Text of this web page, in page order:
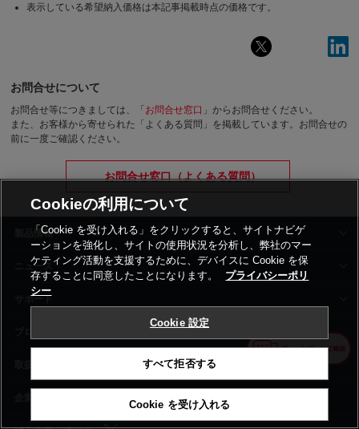
表示している希望納入価格は本記事掲載時点の価格です。
お問合せについて
お問合せ等につきましては、「お問合せ窓口 」からお問合せください。
また、お客様から寄せられた「よくある質問」を掲載しています。お問合せの
前に一度ご確認ください。
お問合せ窓口（よくある質問）
製品情報
ニュース
サポート
Cookieの利用について
「Cookie を受け入れる」をクリックすると、サイトナビゲ
ーションを強化し、サイトの使用状況を分析し、弊社のマー
ケティング活動を支援するために、デバイスに Cookie を保
存することに同意したことになります。
プライバシーポリ
シー
Cookie 設定
すべて拒否する
Cookie を受け入れる